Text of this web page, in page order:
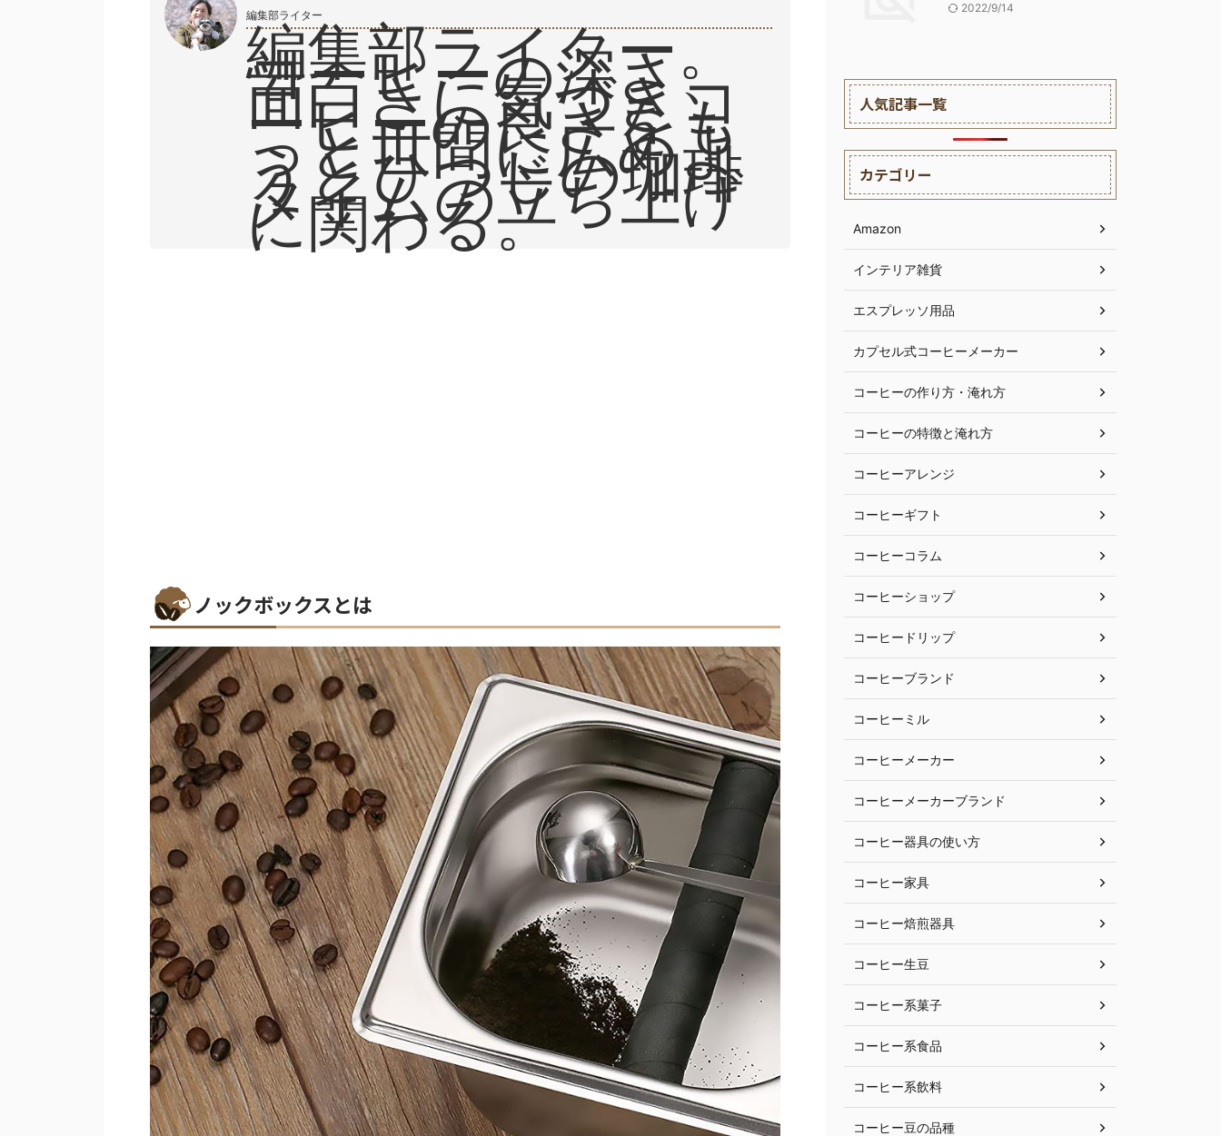
編集部ライター
編集部ライター。
コーヒーの深さ、
面白さに気づきコ
ーヒーの良さをも
っと世間に広めよ
うとひつじの珈琲
タイムの立ち上げ
に関わる。
ノックボックスとは
2022/9/14
人気記事一覧
カテゴリー
Amazon
インテリア雑貨
エスプレッソ用品
カプセル式コーヒーメーカー
コーヒーの作り方・淹れ方
コーヒーの特徴と淹れ方
コーヒーアレンジ
コーヒーギフト
コーヒーコラム
コーヒーショップ
コーヒードリップ
コーヒーブランド
コーヒーミル
コーヒーメーカー
コーヒーメーカーブランド
コーヒー器具の使い方
コーヒー家具
コーヒー焙煎器具
コーヒー生豆
コーヒー系菓子
コーヒー系食品
コーヒー系飲料
コーヒー豆の品種